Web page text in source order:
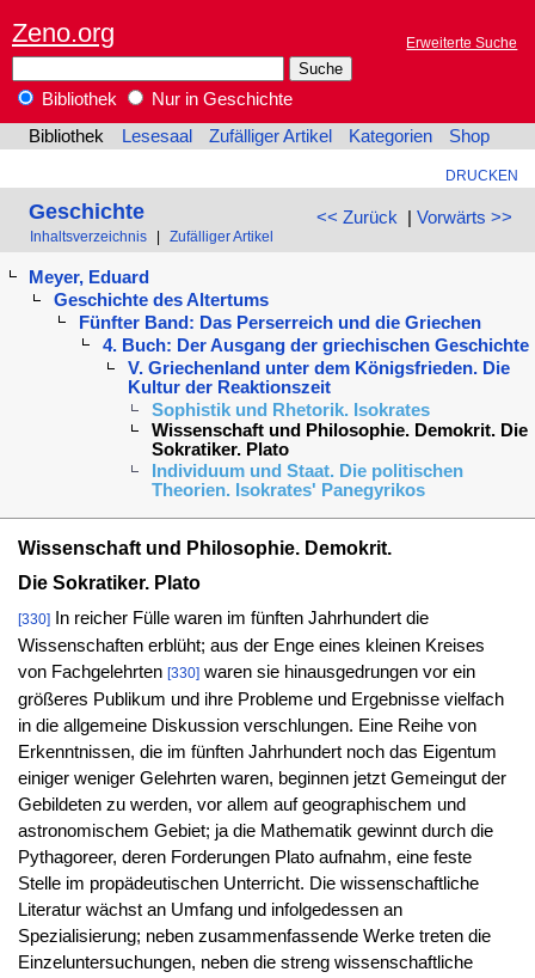
Zeno.org Erweiterte Suche
Bibliothek
Nur in Geschichte
Bibliothek
Lesesaal Zufälliger Artikel Kategorien Shop
DRUCKEN
<< Zurück | Vorwärts >>
Geschichte
Inhaltsverzeichnis Zufälliger Artikel
Meyer, Eduard
Geschichte des Altertums
Fünfter Band: Das Perserreich und die Griechen
4. Buch: Der Ausgang der griechischen Geschichte
V. Griechenland unter dem Königsfrieden. Die
Kultur der Reaktionszeit
Sophistik und Rhetorik. Isokrates
Wissenschaft und Philosophie. Demokrit. Die
Sokratiker. Plato
Individuum und Staat. Die politischen
Theorien. Isokrates' Panegyrikos
Wissenschaft und Philosophie. Demokrit.
Die Sokratiker. Plato
[330]In reicher Fülle waren im fünften Jahrhundert die
Wissenschaften erblüht; aus der Enge eines kleinen Kreises
von Fachgelehrten [330]waren sie hinausgedrungen vor ein
größeres Publikum und ihre Probleme und Ergebnisse vielfach
in die allgemeine Diskussion verschlungen. Eine Reihe von
Erkenntnissen, die im fünften Jahrhundert noch das Eigentum
einiger weniger Gelehrten waren, beginnen jetzt Gemeingut der
Gebildeten zu werden, vor allem auf geographischem und
astronomischem Gebiet; ja die Mathematik gewinnt durch die
Pythagoreer, deren Forderungen Plato aufnahm, eine feste
Stelle im propädeutischen Unterricht. Die wissenschaftliche
Literatur wächst an Umfang und infolgedessen an
Spezialisierung; neben zusammenfassende Werke treten die
Einzeluntersuchungen, neben die streng wissenschaftliche